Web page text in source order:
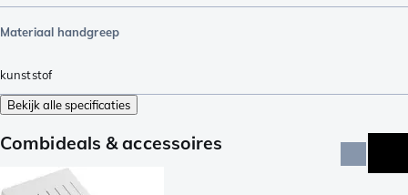
Materiaal handgreep
kunststof
Bekijk alle specificaties
Combideals & accessoires